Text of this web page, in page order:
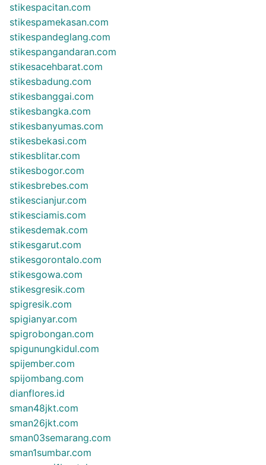
stikespacitan.com
stikespamekasan.com
stikespandeglang.com
stikespangandaran.com
stikesacehbarat.com
stikesbadung.com
stikesbanggai.com
stikesbangka.com
stikesbanyumas.com
stikesbekasi.com
stikesblitar.com
stikesbogor.com
stikesbrebes.com
stikescianjur.com
stikesciamis.com
stikesdemak.com
stikesgarut.com
stikesgorontalo.com
stikesgowa.com
stikesgresik.com
spigresik.com
spigianyar.com
spigrobongan.com
spigunungkidul.com
spijember.com
spijombang.com
dianflores.id
sman48jkt.com
sman26jkt.com
sman03semarang.com
sman1sumbar.com